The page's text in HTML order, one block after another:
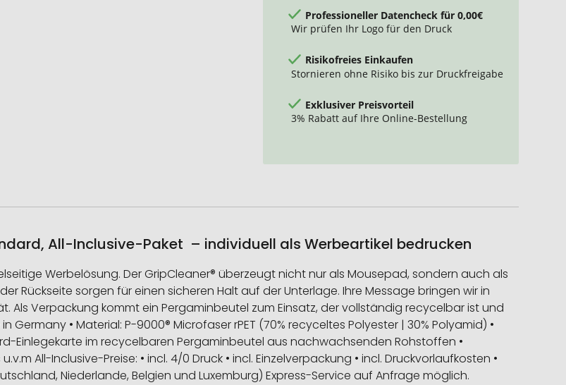
Professioneller Datencheck für 0,00€
Wir prüfen Ihr Logo für den Druck
Risikofreies Einkaufen
Stornieren ohne Risiko bis zur Druckfreigabe
Exklusiver Preisvorteil
3% Rabatt auf Ihre Online-Bestellung
All-Inclusive-Paket – individuell als Werbeartikel bedrucken
Werbelösung. Der GripCleaner® überzeugt nicht nur als Mousepad, sondern auch als
Rückseite sorgen für einen sicheren Halt auf der Unterlage. Ihre Message bringen wir in
Als Verpackung kommt ein Pergaminbeutel zum Einsatz, der vollständig recycelbar ist und
• Material: P-9000® Microfaser rPET (70% recyceltes Polyester | 30% Polyamid) •
Einlegekarte im recycelbaren Pergaminbeutel aus nachwachsenden Rohstoffen •
All-Inclusive-Preise: • incl. 4/0 Druck • incl. Einzelverpackung • incl. Druckvorlaufkosten •
Niederlande, Belgien und Luxemburg) Express-Service auf Anfrage möglich.